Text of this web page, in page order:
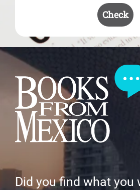
Check
Did you find what you